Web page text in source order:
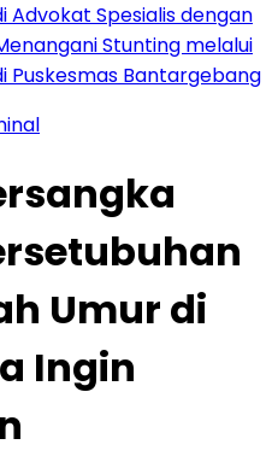
Advokat Spesialis dengan
Stunting melalui
Puskesmas Bantargebang
Umur di
Ingin